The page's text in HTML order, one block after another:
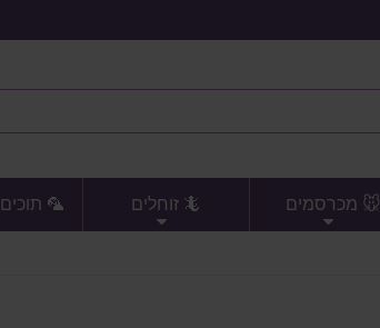
🐭 מכרסמים 🦎 זוחלים 🦜 תוכים